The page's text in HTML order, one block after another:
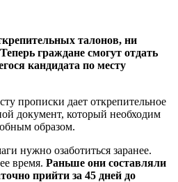
талонов, ни
граждане смогут отдать
кандидата по месту
прописки дает открепительное
документ, который необходим
образом.
нужно озаботиться заранее.
время. Раньше они составляли
прийти за 45 дней до